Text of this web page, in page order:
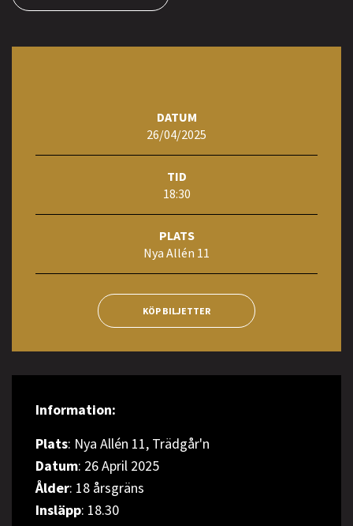
DATUM
26/04/2025
TID
18:30
PLATS
Nya Allén 11
KÖP BILJETTER
Information:
Plats: Nya Allén 11, Trädgår'n
Datum: 26 April 2025
Ålder: 18 årsgräns
Insläpp: 18.30